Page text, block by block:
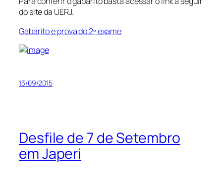
do site da UERJ.
Gabarito e prova do 2º exame
13/09/2015
Desfile de 7 de Setembro
em Japeri